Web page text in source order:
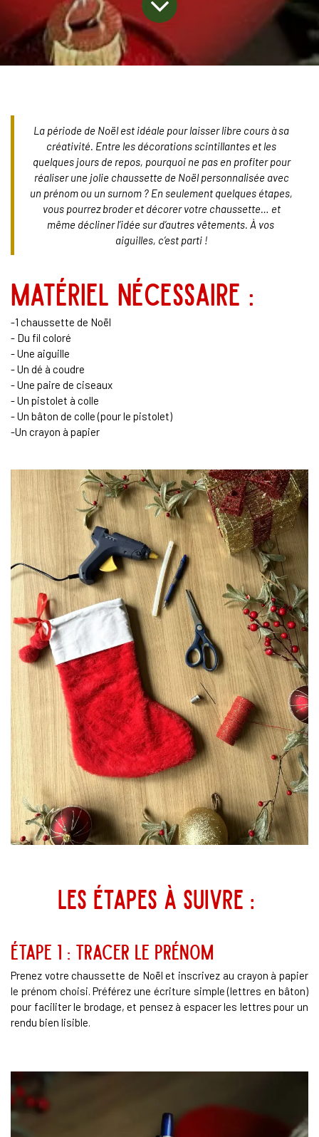
La période de Noël est idéale pour laisser libre cours à sa
créativité. Entre les décorations scintillantes et les
quelques jours de repos, pourquoi ne pas en profiter pour
réaliser une jolie chaussette de Noël personnalisée avec
un prénom ou un surnom ? En seulement quelques étapes,
vous pourrez broder et décorer votre chaussette… et
même décliner l’idée sur d’autres vêtements. À vos
aiguilles, c’est parti !
Matériel nécessaire :
-1 chaussette de Noël
- Du fil coloré
- Une aiguille
- Un dé à coudre
- Une paire de ciseaux
- Un pistolet à colle
- Un bâton de colle (pour le pistolet)
-Un crayon à papier
Les étapes à suivre :
Étape 1 : tracer le prénom
Prenez votre chaussette de Noël et inscrivez au crayon à papier
le prénom choisi. Préférez une écriture simple (lettres en bâton)
pour faciliter le brodage, et pensez à espacer les lettres pour un
rendu bien lisible.